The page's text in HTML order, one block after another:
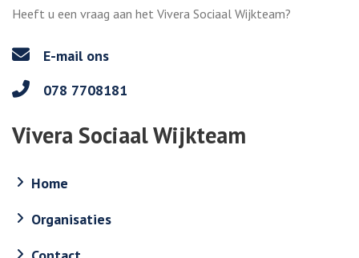
Heeft u een vraag aan het Vivera Sociaal Wijkteam?
E-mail ons
078 7708181
Vivera Sociaal Wijkteam
Home
Organisaties